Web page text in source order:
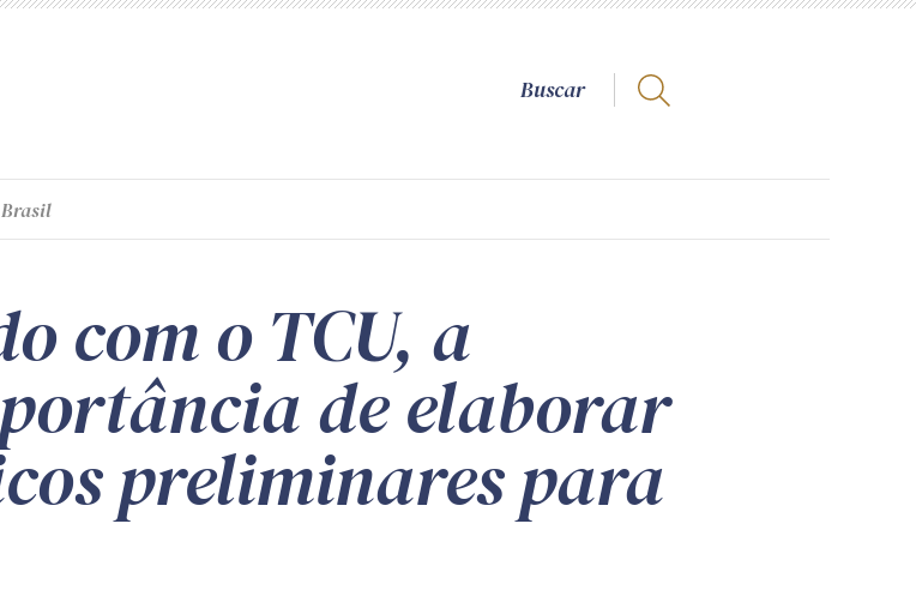
com o TCU, a
de elaborar
preliminares para